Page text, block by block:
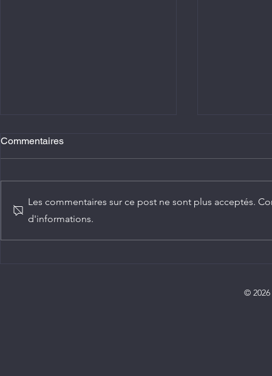
Commentaires
Les commentaires sur ce post ne sont plus acceptés.
d'informations.
©